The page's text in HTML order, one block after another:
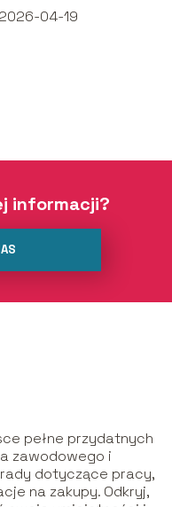
wpływające
2026-04-19
informacji?
pełne przydatnych
zawodowego i
dotyczące pracy,
na zakupy. Odkryj,